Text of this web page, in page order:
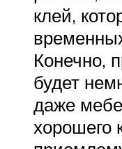
клей,
Конечно,
будет
даже
хорошего